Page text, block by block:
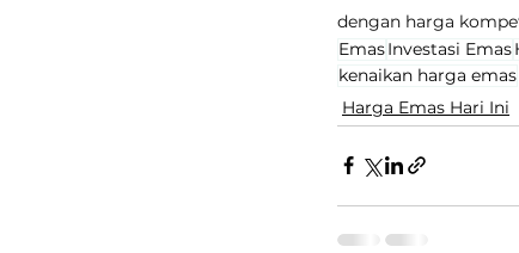
dengan harga
EmasInvestasi Emas
kenaikan harga emas
Harga Emas Hari Ini